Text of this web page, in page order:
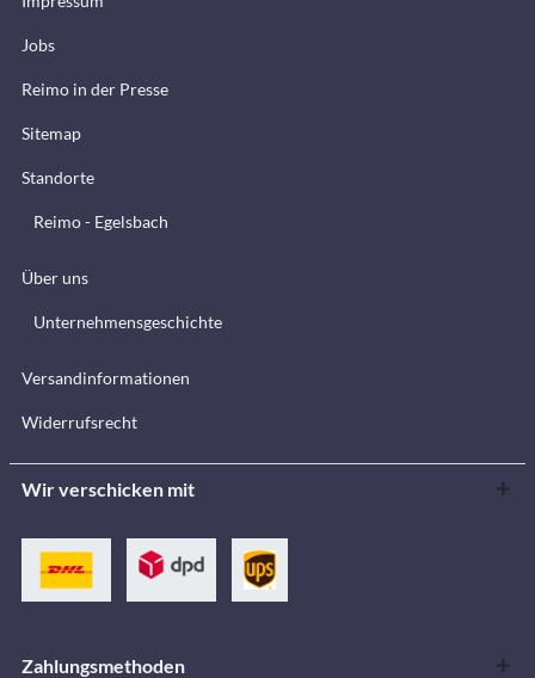
Jobs
Reimo in der Presse
Sitemap
Standorte
Reimo - Egelsbach
Über uns
Unternehmensgeschichte
Versandinformationen
Widerrufsrecht
Wir verschicken mit
Zahlungsmethoden